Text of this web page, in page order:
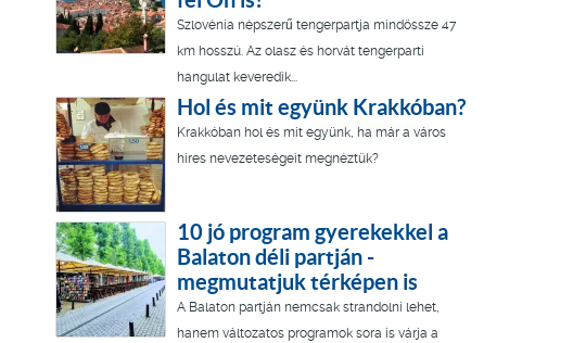
Szlovénia népszerű tengerpartja mindössze 47
km hosszú. Az olasz és horvát tengerparti
hangulat keveredik...
Hol és mit együnk Krakkóban?
Krakkóban hol és mit együnk, ha már a város
híres nevezeteségeit megnéztük?
10 jó program gyerekekkel a
Balaton déli partján -
megmutatjuk térképen is
A Balaton partján nemcsak strandolni lehet,
hanem változatos programok sora is várja a